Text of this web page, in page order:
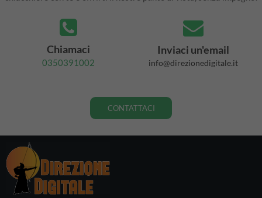
Chiamaci
0350391002
Inviaci un'email
info@direzionedigitale.it
CONTATTACI